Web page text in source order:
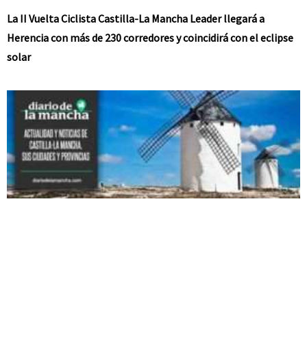
La II Vuelta Ciclista Castilla-La Mancha Leader llegará a
Herencia con más de 230 corredores y coincidirá con el eclipse
solar